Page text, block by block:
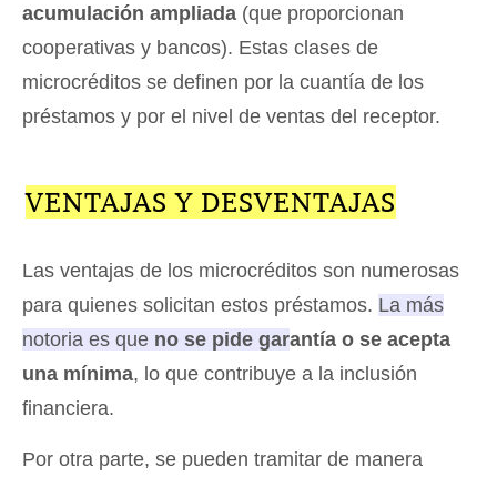
acumulación ampliada (que proporcionan
cooperativas y bancos). Estas clases de
microcréditos se definen por la cuantía de los
préstamos y por el nivel de ventas del receptor.
VENTAJAS Y DESVENTAJAS
Las ventajas de los microcréditos son numerosas
para quienes solicitan estos préstamos. La más
notoria es que no se pide garantía o se acepta
una mínima, lo que contribuye a la inclusión
financiera.
Por otra parte, se pueden tramitar de manera